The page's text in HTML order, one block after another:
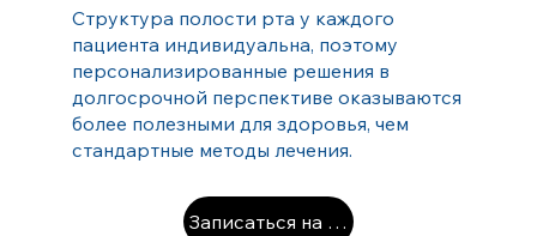
Структура полости рта у каждого
пациента индивидуальна, поэтому
персонализированные решения в
долгосрочной перспективе оказываются
более полезными для здоровья, чем
стандартные методы лечения.
Записаться на прием